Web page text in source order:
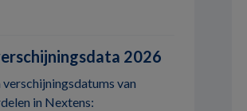
2026
verschijningsdatums van
in Nextens: